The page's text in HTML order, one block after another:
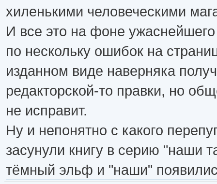
хиленькими человеческими
И все это на фоне
по нескольку ошибок на
изданном виде наверняка
редакторской-то правки, но
не исправит.
Ну и непонятно с какого
засунули книгу в серию "наши
тёмный эльф и "наши"